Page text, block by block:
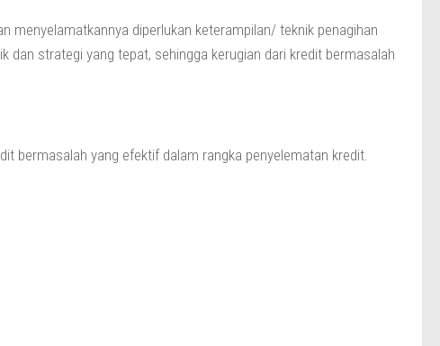
menyelamatkannya diperlukan keterampilan/ teknik penagihan
strategi yang tepat, sehingga kerugian dari kredit bermasalah
bermasalah yang efektif dalam rangka penyelematan kredit.